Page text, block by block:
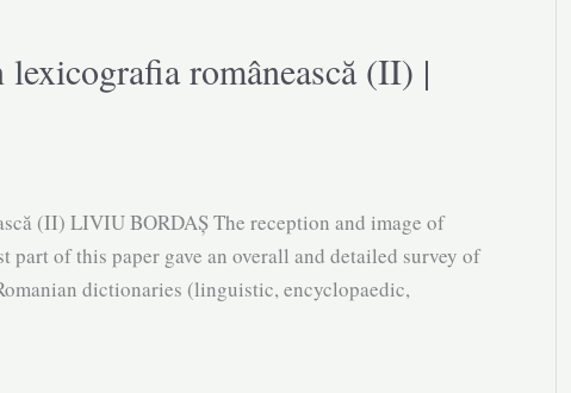
românească (II) |
(II) LIVIU BORDAȘ The reception and image of
of this paper gave an overall and detailed survey of
dictionaries (linguistic, encyclopaedic,